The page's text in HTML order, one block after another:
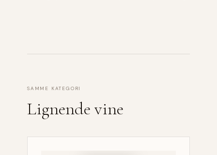
SAMME KATEGORI
Lignende vine